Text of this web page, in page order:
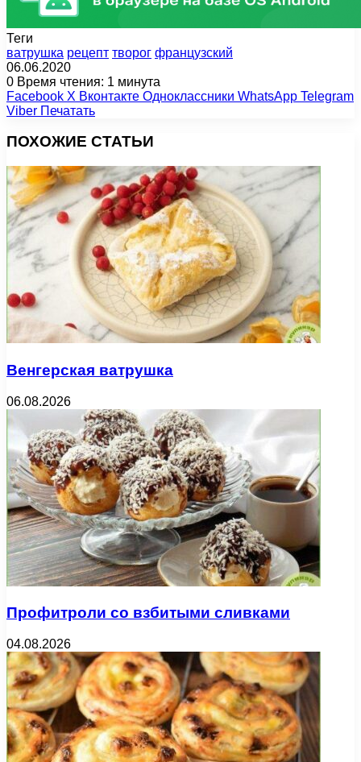
Теги
ватрушка рецепт творог французский
06.06.2020
0 Время чтения: 1 минута
Facebook X Вконтакте Одноклассники WhatsApp Telegram
Viber Печатать
ПОХОЖИЕ СТАТЬИ
Венгерская ватрушка
06.08.2026
Профитроли со взбитыми сливками
04.08.2026